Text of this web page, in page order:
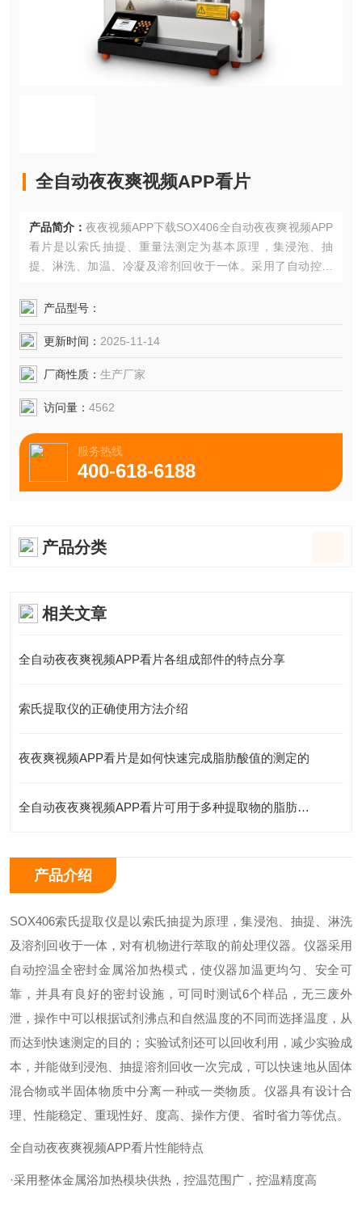
全自动夜夜爽视频APP看片
产品简介： 夜夜视频APP下载SOX406全自动夜夜爽视频APP
看片是以索氏抽提、重量法测定为基本原理，集浸泡、抽
提、淋洗、加温、冷凝及溶剂回收于一体。采用了自动控温
具有良好的密封设施，可同时测试6个样品，无三废外泄，操
而达到快速测定的目的；
产品型号：
更新时间： 2025-11-14
厂商性质： 生产厂家
访问量： 4562
服务热线
400-618-6188
产品分类
相关文章
全自动夜夜爽视频APP看片各组成部件的特点分享
索氏提取仪的正确使用方法介绍
夜夜爽视频APP看片是如何快速完成脂肪酸值的测定的
全自动夜夜爽视频APP看片可用于多种提取物的脂肪测定
产品介绍
SOX406索氏提取仪是以索氏抽提为原理，集浸泡、抽提、淋洗
及溶剂回收于一体，对有机物进行萃取的前处理仪器。仪器采用
自动控温全密封金属浴加热模式，使仪器加温更均匀、安全可
靠，并具有良好的密封设施，可同时测试6个样品，无三废外
泄，操作中可以根据试剂沸点和自然温度的不同而选择温度，从
而达到快速测定的目的；实验试剂还可以回收利用，减少实验成
本，并能做到浸泡、抽提溶剂回收一次完成，可以快速地从固体
混合物或半固体物质中分离一种或一类物质。仪器具有设计合
理、性能稳定、重现性好、度高、操作方便、省时省力等优点。
全自动夜夜爽视频APP看片性能特点
·采用整体金属浴加热模块供热，控温范围广，控温精度高